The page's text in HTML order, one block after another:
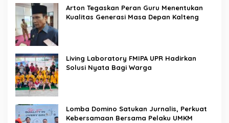
Arton Tegaskan Peran Guru Menentukan
Kualitas Generasi Masa Depan Kalteng
Living Laboratory FMIPA UPR Hadirkan
Solusi Nyata Bagi Warga
Lomba Domino Satukan Jurnalis, Perkuat
Kebersamaan Bersama Pelaku UMKM